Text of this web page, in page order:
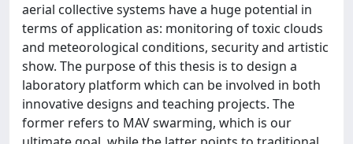
aerial collective systems have a huge potential in
terms of application as: monitoring of toxic clouds
and meteorological conditions, security and artistic
show. The purpose of this thesis is to design a
laboratory platform which can be involved in both
innovative designs and teaching projects. The
former refers to MAV swarming, which is our